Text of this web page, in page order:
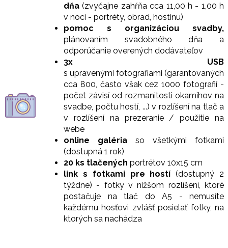
dňa (zvyčajne zahŕňa cca 11,00 h - 1,00 h
v noci - portréty, obrad, hostinu)
pomoc s organizáciou svadby,
plánovaním svadobného dňa a
odporúčanie overených dodávateľov
3x USB
s upravenými fotografiami (garantovaných
cca 800, často však cez 1000 fotografií -
počet závisí od rozmanitosti okamihov na
svadbe, počtu hostí, ...) v rozlíšení na tlač a
v rozlíšení na prezeranie / použitie na
webe
online galéria so všetkými fotkami
(dostupná 1 rok)
20 ks tlačených portrétov 10x15 cm
link s fotkami pre hostí (dostupný 2
týždne) - fotky v nižšom rozlíšení, ktoré
postačuje na tlač do A5 - nemusíte
každému hosťovi zvlášť posielať fotky, na
ktorých sa nachádza